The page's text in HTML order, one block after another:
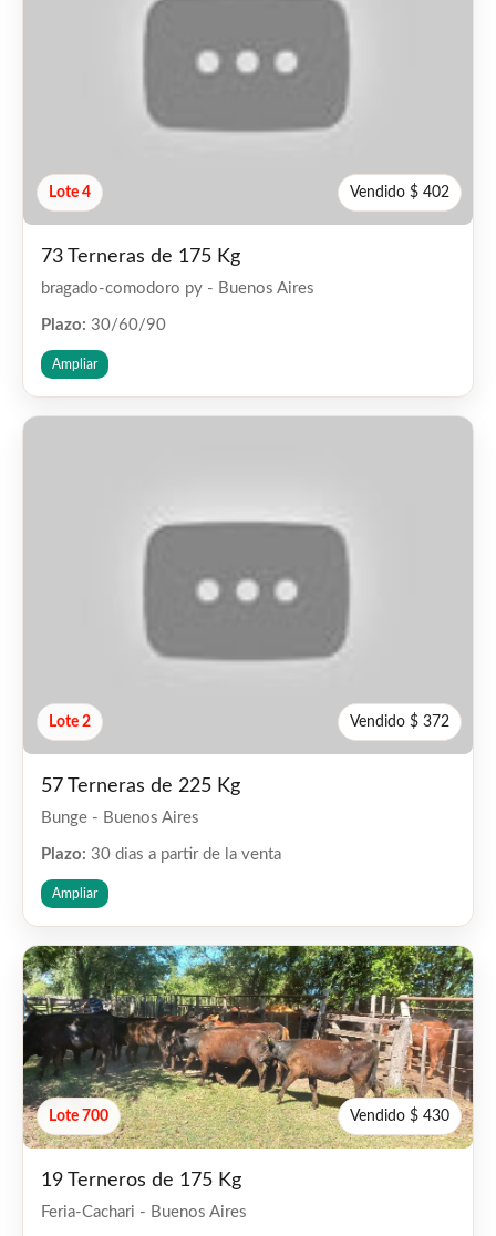
Lote 4 Vendido $ 402
73 Terneras de 175 Kg
bragado-comodoro py - Buenos Aires
Plazo: 30/60/90
Ampliar
Lote 2 Vendido $ 372
57 Terneras de 225 Kg
Bunge - Buenos Aires
Plazo: 30 dias a partir de la venta
Ampliar
Lote 700 Vendido $ 430
19 Terneros de 175 Kg
Feria-Cachari - Buenos Aires